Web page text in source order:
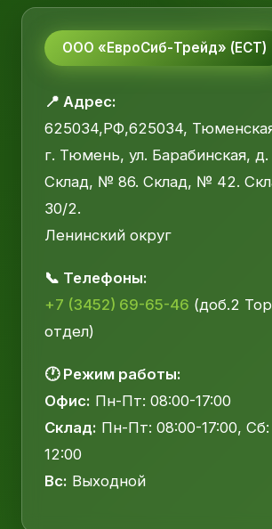
ООО «ЕвроСиб-Трейд» (ЕСТ)
📍 Адрес:
625034,РФ,625034,
г. Тюмень, ул. Барабинская, д.
Склад, № 86. Склад, № 42.
30/2.
Ленинский округ
📞 Телефоны:
+7 (3452) 69-65-46 (доб.2
отдел)
🕐 Режим работы:
Офис: Пн-Пт: 08:00-17:00
Склад: Пн-Пт: 08:00-17:00,
12:00
Вс: Выходной